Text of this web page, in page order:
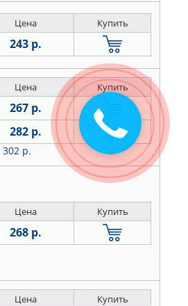
Цена Купить
243 р.
Цена Купить
267 р.
282 р.
302 р.
Цена Купить
268 р.
Цена Купить